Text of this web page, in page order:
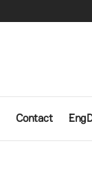
Contact